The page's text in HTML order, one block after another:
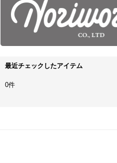
最近チェックしたアイテム
0件